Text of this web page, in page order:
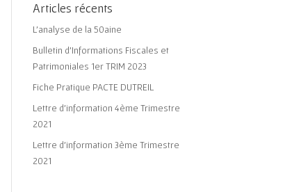
Articles récents
L’analyse de la 50aine
Bulletin d’Informations Fiscales et
Patrimoniales 1er TRIM 2023
Fiche Pratique PACTE DUTREIL
Lettre d’information 4ème Trimestre
2021
Lettre d’information 3ème Trimestre
2021